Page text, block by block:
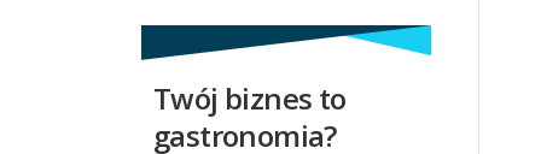
Twój biznes to
gastronomia?